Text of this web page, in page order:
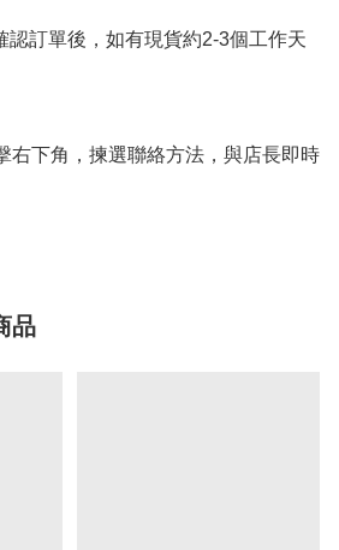
認訂單後，如有現貨約2-3個工作天
右下角，揀選聯絡方法，與店長即時
品